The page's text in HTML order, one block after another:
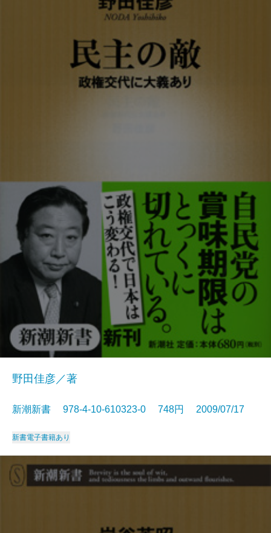
野田佳彦／著
新潮新書 978-4-10-610323-0 748円 2009/07/17
新書電子書籍あり